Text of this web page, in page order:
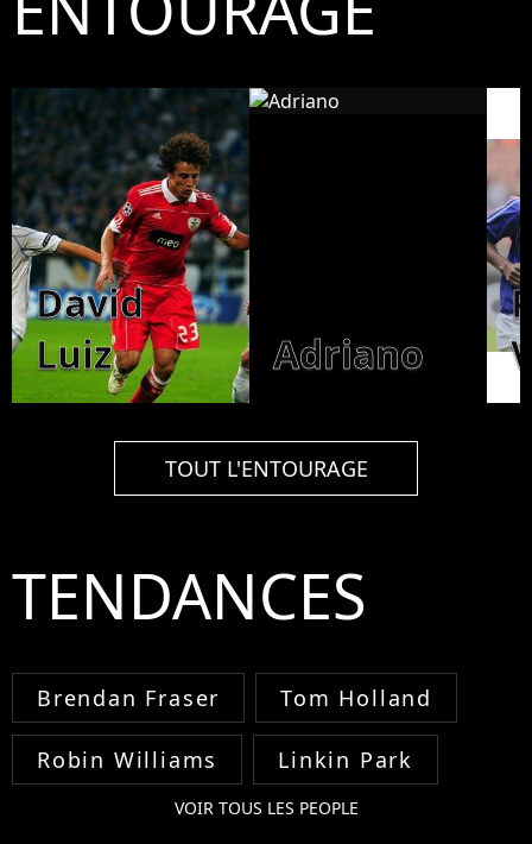
David
Luiz
Adriano
TOUT L'ENTOURAGE
TENDANCES
Brendan Fraser Tom Holland
Robin Williams Linkin Park
VOIR TOUS LES PEOPLE